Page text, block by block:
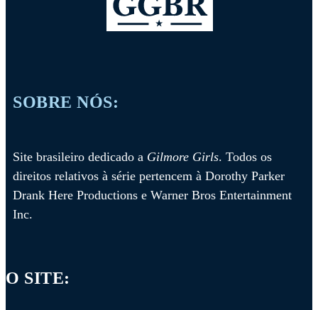
SOBRE NÓS:
Site brasileiro dedicado a Gilmore Girls. Todos os
direitos relativos à série pertencem à Dorothy Parker
Drank Here Productions e Warner Bros Entertainment
Inc.
O SITE: